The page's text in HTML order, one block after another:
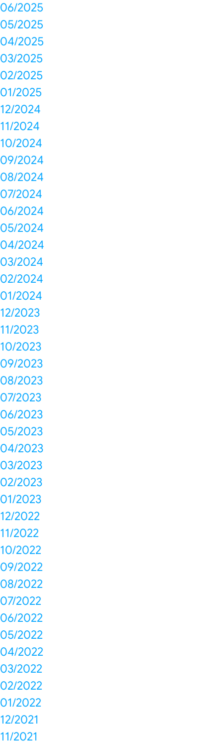
06/2025
05/2025
04/2025
03/2025
02/2025
01/2025
12/2024
11/2024
10/2024
09/2024
08/2024
07/2024
06/2024
05/2024
04/2024
03/2024
02/2024
01/2024
12/2023
11/2023
10/2023
09/2023
08/2023
07/2023
06/2023
05/2023
04/2023
03/2023
02/2023
01/2023
12/2022
11/2022
10/2022
09/2022
08/2022
07/2022
06/2022
05/2022
04/2022
03/2022
02/2022
01/2022
12/2021
11/2021